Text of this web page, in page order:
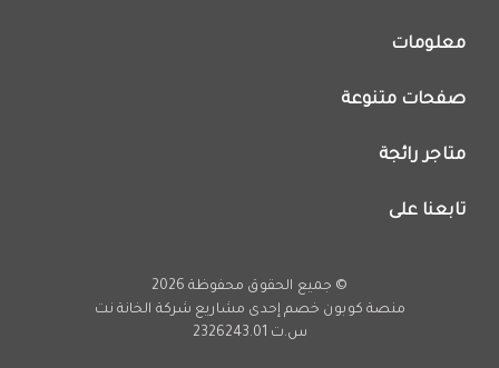
معلومات
اتصل بنا
اعلن معنا
فريق عمل كوبون خصم
صفحات متنوعة
عروض اليوم
متاجر رائجة
كود خصم نمشي
كود خصم كارفور
تابعنا على
تويتر
© جميع الحقوق محفوظة 2026
منصة كوبون خصم إحدى مشاريع شركة الخانة نت
س.ت 2326243.01